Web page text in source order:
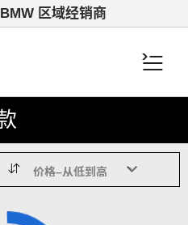
区域经销商